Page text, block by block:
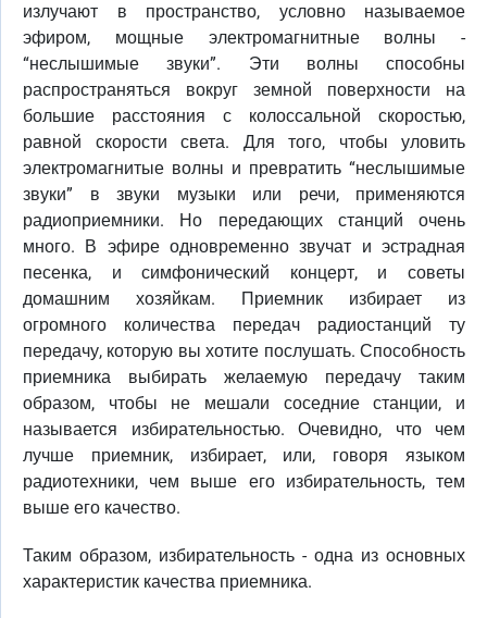
излучают в пространство, условно называемое
эфиром, мощные электромагнитные волны -
“неслышимые звуки”. Эти волны способны
распространяться вокруг земной поверхности на
большие расстояния с колоссальной скоростью,
равной скорости света. Для того, чтобы уловить
электромагнитые волны и превратить “неслышимые
звуки” в звуки музыки или речи, применяются
радиоприемники. Но передающих станций очень
много. В эфире одновременно звучат и эстрадная
песенка, и симфонический концерт, и советы
домашним хозяйкам. Приемник избирает из
огромного количества передач радиостанций ту
передачу, которую вы хотите послушать. Способность
приемника выбирать желаемую передачу таким
образом, чтобы не мешали соседние станции, и
называется избирательностью. Очевидно, что чем
лучше приемник, избирает, или, говоря языком
радиотехники, чем выше его избирательность, тем
выше его качество.
Таким образом, избирательность - одна из основных
характеристик качества приемника.